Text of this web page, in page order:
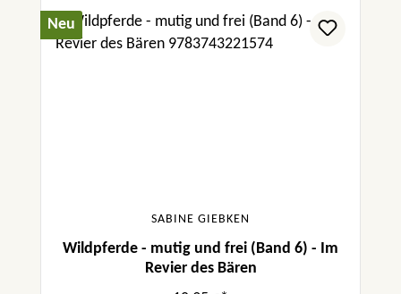
Neu
SABINE GIEBKEN
Wildpferde - mutig und frei (Band 6) - Im
Revier des Bären